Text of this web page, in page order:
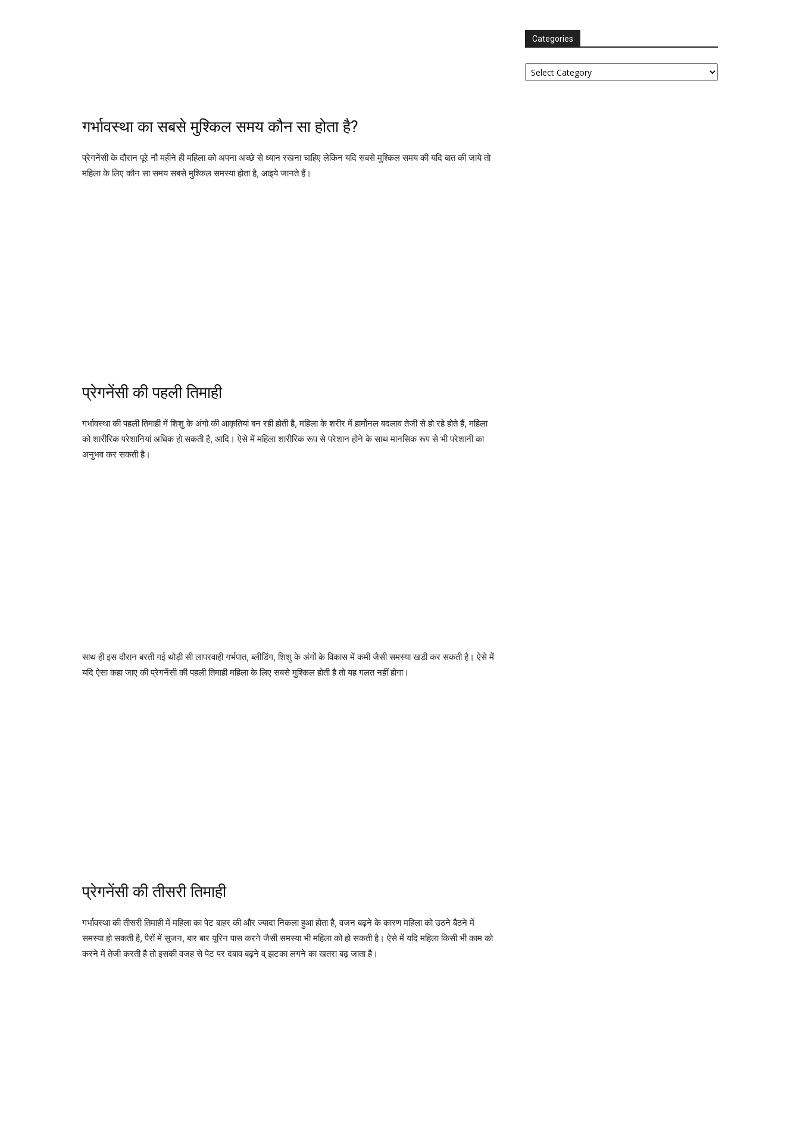
गर्भावस्था का सबसे मुश्किल समय कौन सा होता है?
प्रेगनेंसी के दौरान पूरे नौ महीने ही महिला को अपना अच्छे से ध्यान रखना चाहिए लेकिन यदि सबसे मुश्किल समय की यदि बात की जाये तो
महिला के लिए कौन सा समय सबसे मुश्किल समस्या होता है, आइये जानते हैं।
प्रेगनेंसी की पहली तिमाही
गर्भावस्था की पहली तिमाही में शिशु के अंगो की आकृतियां बन रही होती है, महिला के शरीर में हार्मोनल बदलाव तेजी से हो रहे होते हैं, महिला
को शारीरिक परेशानियां अधिक हो सकती है, आदि। ऐसे में महिला शारीरिक रूप से परेशान होने के साथ मानसिक रूप से भी परेशानी का
अनुभव कर सकती है।
साथ ही इस दौरान बरती गई थोड़ी सी लापरवाही गर्भपात, ब्लीडिंग, शिशु के अंगों के विकास में कमी जैसी समस्या खड़ी कर सकती है। ऐसे में
यदि ऐसा कहा जाए की प्रेगनेंसी की पहली तिमाही महिला के लिए सबसे मुश्किल होती है तो यह गलत नहीं होगा।
प्रेगनेंसी की तीसरी तिमाही
गर्भावस्था की तीसरी तिमाही में महिला का पेट बाहर की और ज्यादा निकला हुआ होता है, वजन बढ़ने के कारण महिला को उठने बैठने में
समस्या हो सकती है, पैरों में सूजन, बार बार यूरिन पास करने जैसी समस्या भी महिला को हो सकती है। ऐसे में यदि महिला किसी भी काम को
करने में तेजी करती है तो इसकी वजह से पेट पर दबाव बढ़ने व् झटका लगने का खतरा बढ़ जाता है।
Categories
Categories